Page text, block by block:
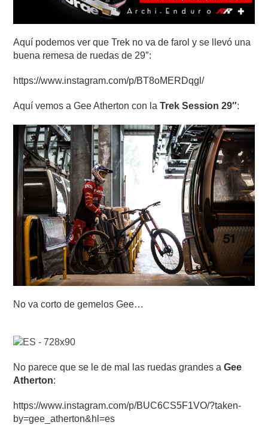
Aquí podemos ver que Trek no va de farol y se llevó una
buena remesa de ruedas de 29″:
https://www.instagram.com/p/BT8oMERDqgl/
Aquí vemos a Gee Atherton con laTrek Session 29″:
No va corto de gemelos Gee…
No parece que se le de mal las ruedas grandes a Gee
Atherton:
https://www.instagram.com/p/BUC6CS5F1VO/?taken-
by=gee_atherton&hl=es